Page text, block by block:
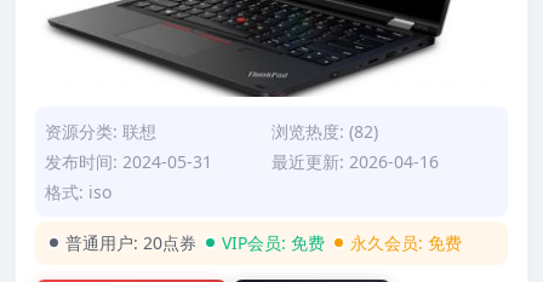
资源分类: 联想
浏览热度: (82)
发布时间: 2024-05-31
最近更新: 2026-04-16
格式: iso
普通用户: 20点券 VIP会员: 免费 永久会员: 免费